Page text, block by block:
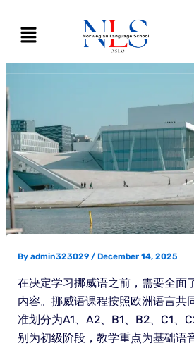
content
Menu
By admin323029 / December 14, 2025
在决定学习挪威语之前，需要全面
内容。挪威语课程按照欧洲语言共
准划分为A1、A2、B1、B2、C1、
别为初级阶段，教学重点为基础语